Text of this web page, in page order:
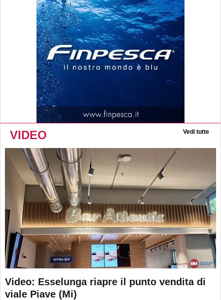
VIDEO Vedi tutte
Video: Esselunga riapre il punto vendita di
viale Piave (Mi)